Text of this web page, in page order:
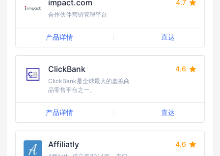
impact.com 4.7
合作伙伴营销管理平台
产品详情 直达
ClickBank 4.6
ClickBank是全球最大的虚拟商
品零售平台之一。
产品详情 直达
Affiliatly 4.6